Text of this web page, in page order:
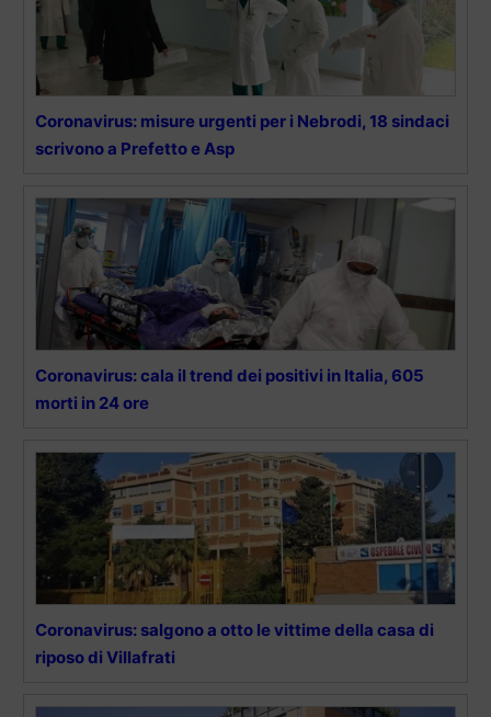
Coronavirus: misure urgenti per i Nebrodi, 18 sindaci
scrivono a Prefetto e Asp
Coronavirus: cala il trend dei positivi in Italia, 605
morti in 24 ore
Coronavirus: salgono a otto le vittime della casa di
riposo di Villafrati